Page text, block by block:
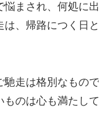
まされ、何処に
、帰路につく日
走は格別なもの
のは心も満たして